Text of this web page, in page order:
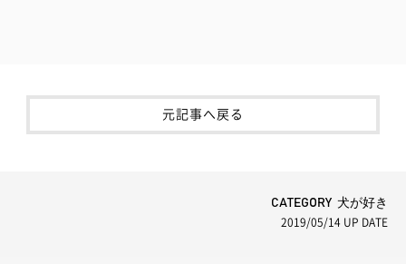
元記事へ戻る
CATEGORY 犬が好き
2019/05/14 UP DATE